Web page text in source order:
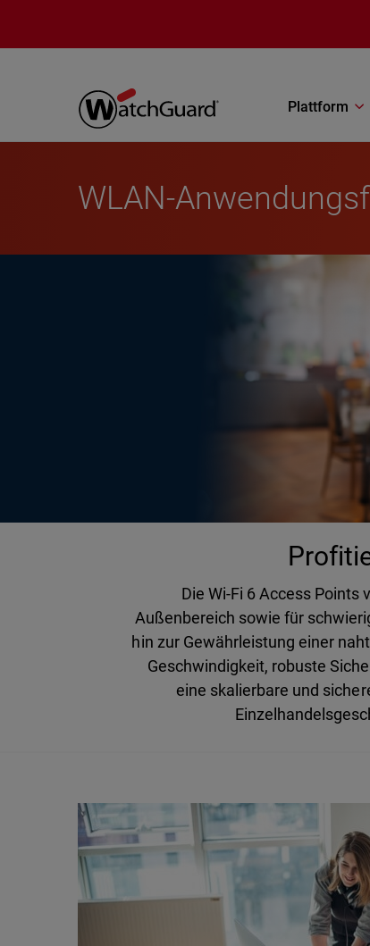
Plattform
WLAN-
Die Wi-Fi 6 Access
Außenbereich sowie für
hin zur Gewährleistung einer
Geschwindigkeit, robuste
eine skalierbare und